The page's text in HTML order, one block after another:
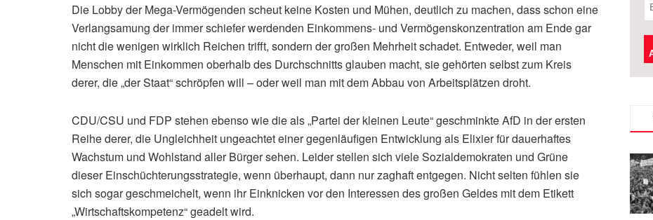
Die Lobby der Mega-Vermögenden scheut keine Kosten und Mühen, deutlich zu machen, dass schon eine
Verlangsamung der immer schiefer werdenden Einkommens- und Vermögenskonzentration am Ende gar
nicht die wenigen wirklich Reichen trifft, sondern der großen Mehrheit schadet. Entweder, weil man
Menschen mit Einkommen oberhalb des Durchschnitts glauben macht, sie gehörten selbst zum Kreis
derer, die „der Staat“ schröpfen will – oder weil man mit dem Abbau von Arbeitsplätzen droht.
CDU/CSU und FDP stehen ebenso wie die als „Partei der kleinen Leute“ geschminkte AfD in der ersten
Reihe derer, die Ungleichheit ungeachtet einer gegenläufigen Entwicklung als Elixier für dauerhaftes
Wachstum und Wohlstand aller Bürger sehen. Leider stellen sich viele Sozialdemokraten und Grüne
dieser Einschüchterungsstrategie, wenn überhaupt, dann nur zaghaft entgegen. Nicht selten fühlen sie
sich sogar geschmeichelt, wenn ihr Einknicken vor den Interessen des großen Geldes mit dem Etikett
„Wirtschaftskompetenz“ geadelt wird.